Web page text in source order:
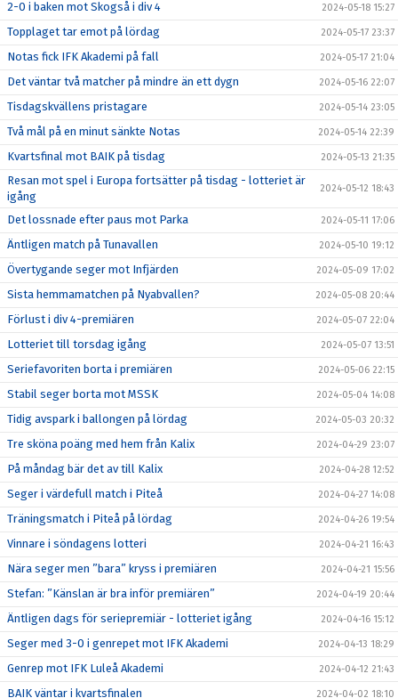
2-0 i baken mot Skogså i div 4 2024-05-18 15:27
Topplaget tar emot på lördag 2024-05-17 23:37
Notas fick IFK Akademi på fall 2024-05-17 21:04
Det väntar två matcher på mindre än ett dygn 2024-05-16 22:07
Tisdagskvällens pristagare 2024-05-14 23:05
Två mål på en minut sänkte Notas 2024-05-14 22:39
Kvartsfinal mot BAIK på tisdag 2024-05-13 21:35
Resan mot spel i Europa fortsätter på tisdag - lotteriet är
igång
2024-05-12 18:43
Det lossnade efter paus mot Parka 2024-05-11 17:06
Äntligen match på Tunavallen 2024-05-10 19:12
Övertygande seger mot Infjärden 2024-05-09 17:02
Sista hemmamatchen på Nyabvallen? 2024-05-08 20:44
Förlust i div 4-premiären 2024-05-07 22:04
Lotteriet till torsdag igång 2024-05-07 13:51
Seriefavoriten borta i premiären 2024-05-06 22:15
Stabil seger borta mot MSSK 2024-05-04 14:08
Tidig avspark i ballongen på lördag 2024-05-03 20:32
Tre sköna poäng med hem från Kalix 2024-04-29 23:07
På måndag bär det av till Kalix 2024-04-28 12:52
Seger i värdefull match i Piteå 2024-04-27 14:08
Träningsmatch i Piteå på lördag 2024-04-26 19:54
Vinnare i söndagens lotteri 2024-04-21 16:43
Nära seger men ”bara” kryss i premiären 2024-04-21 15:56
Stefan: ”Känslan är bra inför premiären” 2024-04-19 20:44
Äntligen dags för seriepremiär - lotteriet igång 2024-04-16 15:12
Seger med 3-0 i genrepet mot IFK Akademi 2024-04-13 18:29
Genrep mot IFK Luleå Akademi 2024-04-12 21:43
BAIK väntar i kvartsfinalen 2024-04-02 18:10